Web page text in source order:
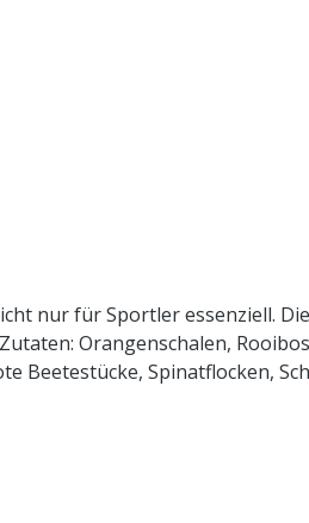
nur für Sportler essenziell.